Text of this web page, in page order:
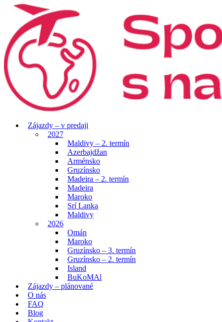
Zájazdy – v predaji
2027
Maldivy – 2. termín
Azerbajdžan
Arménsko
Gruzínsko
Madeira – 2. termín
Madeira
Maroko
Srí Lanka
Maldivy
2026
Omán
Maroko
Gruzínsko – 3. termín
Gruzínsko – 2. termín
Island
BuKoMAl
Zájazdy – plánované
O nás
FAQ
Blog